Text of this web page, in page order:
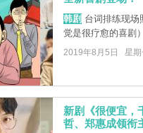
韩剧 台词排练现场
觉是很疗愈的喜剧）
2019年8月5日 星
新剧《很便宜，
哲、郑惠成领衔